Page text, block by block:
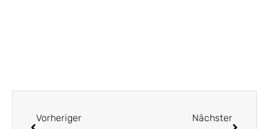
Vorheriger Nächster